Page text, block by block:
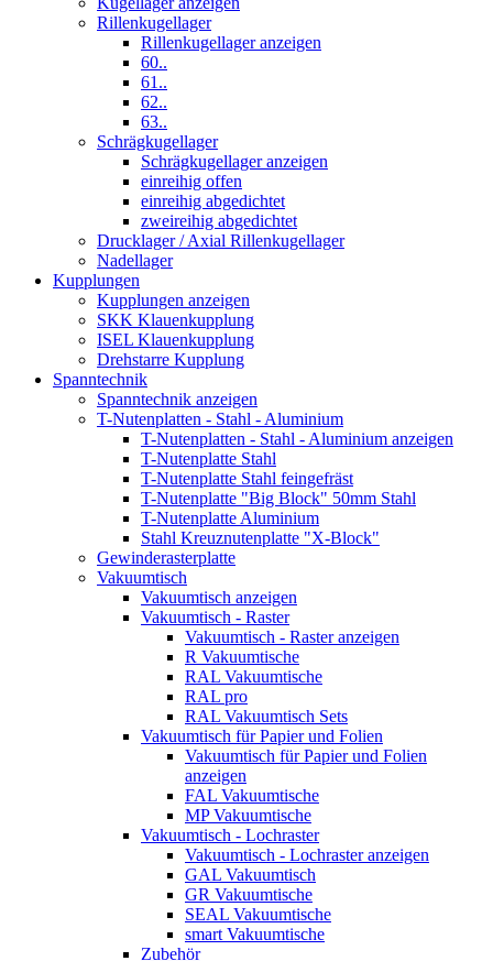
Rillenkugellager
Rillenkugellager anzeigen
60..
61..
62..
63..
Schrägkugellager
Schrägkugellager anzeigen
einreihig offen
einreihig abgedichtet
zweireihig abgedichtet
Drucklager / Axial Rillenkugellager
Nadellager
Kupplungen
Kupplungen anzeigen
SKK Klauenkupplung
ISEL Klauenkupplung
Drehstarre Kupplung
Spanntechnik
Spanntechnik anzeigen
T-Nutenplatten - Stahl - Aluminium
T-Nutenplatten - Stahl - Aluminium anzeigen
T-Nutenplatte Stahl
T-Nutenplatte Stahl feingefräst
T-Nutenplatte "Big Block" 50mm Stahl
T-Nutenplatte Aluminium
Stahl Kreuznutenplatte "X-Block"
Gewinderasterplatte
Vakuumtisch
Vakuumtisch anzeigen
Vakuumtisch - Raster
Vakuumtisch - Raster anzeigen
R Vakuumtische
RAL Vakuumtische
RAL pro
RAL Vakuumtisch Sets
Vakuumtisch für Papier und Folien
Vakuumtisch für Papier und Folien
anzeigen
FAL Vakuumtische
MP Vakuumtische
Vakuumtisch - Lochraster
Vakuumtisch - Lochraster anzeigen
GAL Vakuumtisch
GR Vakuumtische
SEAL Vakuumtische
smart Vakuumtische
Zubehör